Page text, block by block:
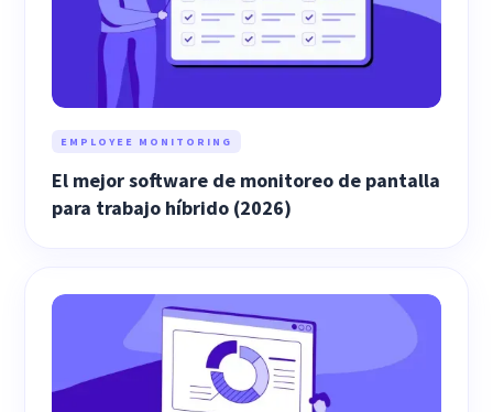
EMPLOYEE MONITORING
El mejor software de monitoreo de pantalla
para trabajo híbrido (2026)